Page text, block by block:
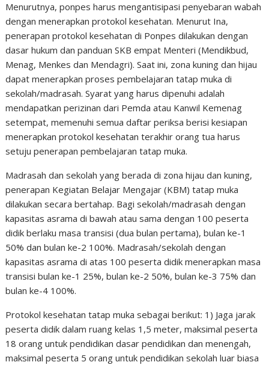
Menurutnya, ponpes harus mengantisipasi penyebaran wabah
dengan menerapkan protokol kesehatan. Menurut Ina,
penerapan protokol kesehatan di Ponpes dilakukan dengan
dasar hukum dan panduan SKB empat Menteri (Mendikbud,
Menag, Menkes dan Mendagri). Saat ini, zona kuning dan hijau
dapat menerapkan proses pembelajaran tatap muka di
sekolah/madrasah. Syarat yang harus dipenuhi adalah
mendapatkan perizinan dari Pemda atau Kanwil Kemenag
setempat, memenuhi semua daftar periksa berisi kesiapan
menerapkan protokol kesehatan terakhir orang tua harus
setuju penerapan pembelajaran tatap muka.
Madrasah dan sekolah yang berada di zona hijau dan kuning,
penerapan Kegiatan Belajar Mengajar (KBM) tatap muka
dilakukan secara bertahap. Bagi sekolah/madrasah dengan
kapasitas asrama di bawah atau sama dengan 100 peserta
didik berlaku masa transisi (dua bulan pertama), bulan ke-1
50% dan bulan ke-2 100%. Madrasah/sekolah dengan
kapasitas asrama di atas 100 peserta didik menerapkan masa
transisi bulan ke-1 25%, bulan ke-2 50%, bulan ke-3 75% dan
bulan ke-4 100%.
Protokol kesehatan tatap muka sebagai berikut: 1) Jaga jarak
peserta didik dalam ruang kelas 1,5 meter, maksimal peserta
18 orang untuk pendidikan dasar pendidikan dan menengah,
maksimal peserta 5 orang untuk pendidikan sekolah luar biasa